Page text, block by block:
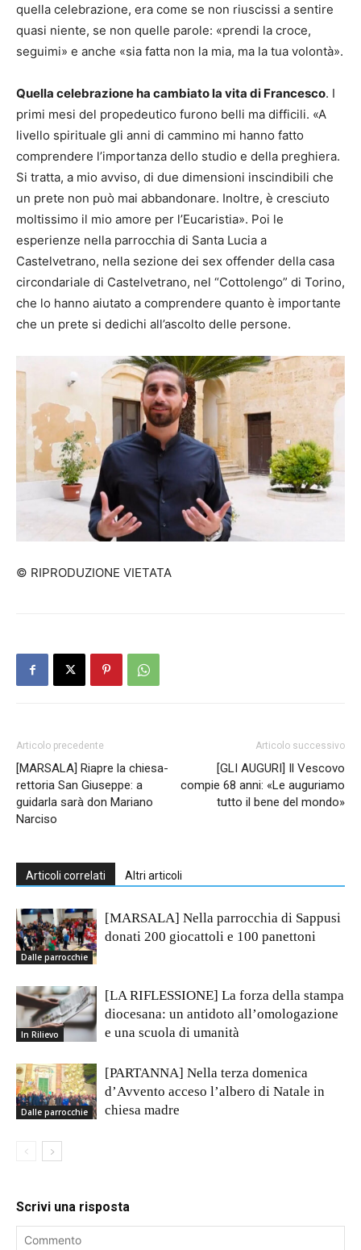
quella celebrazione, era come se non riuscissi a sentire
quasi niente, se non quelle parole: «prendi la croce,
seguimi» e anche «sia fatta non la mia, ma la tua volontà».
Quella celebrazione ha cambiato la vita di Francesco. I
primi mesi del propedeutico furono belli ma difficili. «A
livello spirituale gli anni di cammino mi hanno fatto
comprendere l’importanza dello studio e della preghiera.
Si tratta, a mio avviso, di due dimensioni inscindibili che
un prete non può mai abbandonare. Inoltre, è cresciuto
moltissimo il mio amore per l’Eucaristia». Poi le
esperienze nella parrocchia di Santa Lucia a
Castelvetrano, nella sezione dei sex offender della casa
circondariale di Castelvetrano, nel “Cottolengo” di Torino,
che lo hanno aiutato a comprendere quanto è importante
che un prete si dedichi all’ascolto delle persone.
© RIPRODUZIONE VIETATA
Articolo precedente
[MARSALA] Riapre la chiesa-
rettoria San Giuseppe: a
guidarla sarà don Mariano
Narciso
Articolo successivo
[GLI AUGURI] Il Vescovo
compie 68 anni: «Le auguriamo
tutto il bene del mondo»
Articoli correlati Altri articoli
Dalle parrocchie
[MARSALA] Nella parrocchia di Sappusi
donati 200 giocattoli e 100 panettoni
In Rilievo
[LA RIFLESSIONE] La forza della stampa
diocesana: un antidoto all’omologazione
e una scuola di umanità
Dalle parrocchie
[PARTANNA] Nella terza domenica
d’Avvento acceso l’albero di Natale in
chiesa madre
Scrivi una risposta